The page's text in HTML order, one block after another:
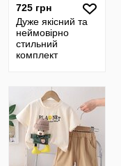
725 грн
Дуже якісний та
неймовірно
стильний
комплект